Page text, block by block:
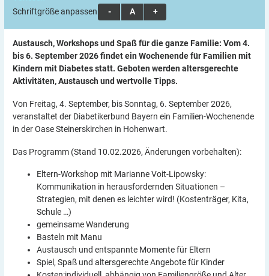
Schriftgröße anpassen:
A A A
Austausch, Workshops und Spaß für die ganze Familie: Vom 4.
bis 6. September 2026 findet ein Wochenende für Familien mit
Kindern mit Diabetes statt. Geboten werden altersgerechte
Aktivitäten, Austausch und wertvolle Tipps.
Von Freitag, 4. September, bis Sonntag, 6. September 2026,
veranstaltet der Diabetikerbund Bayern ein Familien-Wochenende
in der Oase Steinerskirchen in Hohenwart.
Das Programm (Stand 10.02.2026, Änderungen vorbehalten):
Eltern-Workshop mit Marianne Voit-Lipowsky:
Kommunikation in herausfordernden Situationen –
Strategien, mit denen es leichter wird! (Kostenträger, Kita,
Schule …)
gemeinsame Wanderung
Basteln mit Manu
Austausch und entspannte Momente für Eltern
Spiel, Spaß und altersgerechte Angebote für Kinder